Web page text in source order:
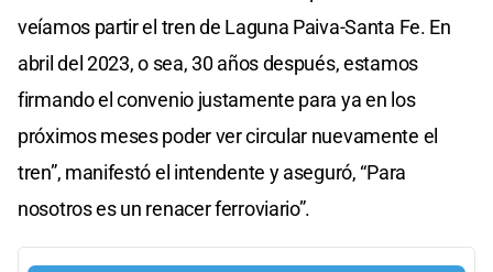
veíamos partir el tren de Laguna Paiva-Santa Fe. En
abril del 2023, o sea, 30 años después, estamos
firmando el convenio justamente para ya en los
próximos meses poder ver circular nuevamente el
tren”, manifestó el intendente y aseguró, “Para
nosotros es un renacer ferroviario”.